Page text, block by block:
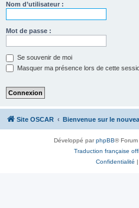
Nom d’utilisateur :
Mot de passe :
Se souvenir de moi
Masquer ma présence lors de cette
Site OSCAR Bienvenue sur le
Développé parphpBB®
Traduction française
Confidentialité |